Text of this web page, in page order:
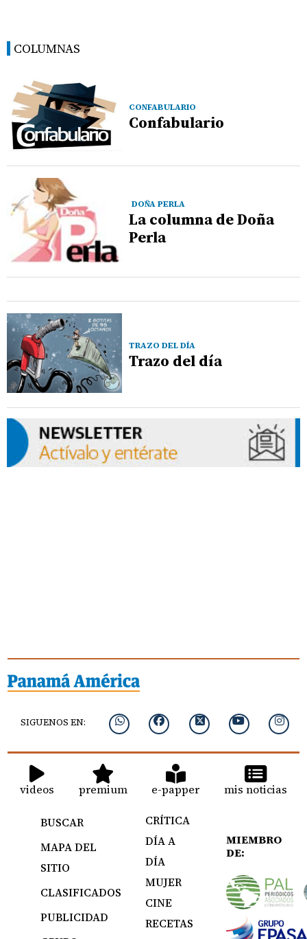
COLUMNAS
CONFABULARIO
Confabulario
DOÑA PERLA
La columna de Doña
Perla
TRAZO DEL DÍA
Trazo del día
SIGUENOS EN:
videos premium e-papper mis noticias
BUSCAR
MAPA DEL
SITIO
CLASIFICADOS
PUBLICIDAD
CRÍTICA
DÍA A
DÍA
MUJER
CINE
RECETAS
MIEMBRO
DE: